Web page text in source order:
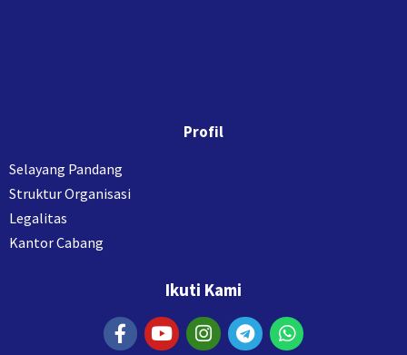
Profil
Selayang Pandang
Struktur Organisasi
Legalitas
Kantor Cabang
Ikuti Kami